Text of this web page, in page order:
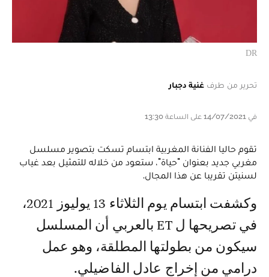
DR
تحرير من طرف غنية دجبار
في 14/07/2021 على الساعة 13:30
تقوم حاليا الفنانة المغربية ابتسام تسكت بتصوير مسلسل
مغربي جديد بعنوان "حياة"، ستعود من خلاله للتمثيل بعد غياب
لسنيتن تقريبا عن هذا المجال.
وكشفت ابتسام يوم الثلاثاء 13 يوليوز 2021،
في تصريحها ل ET بالعربي أن المسلسل
سيكون من بطولتها المطلقة، وهو عمل
درامي من إخراج عادل الفاضيلي.